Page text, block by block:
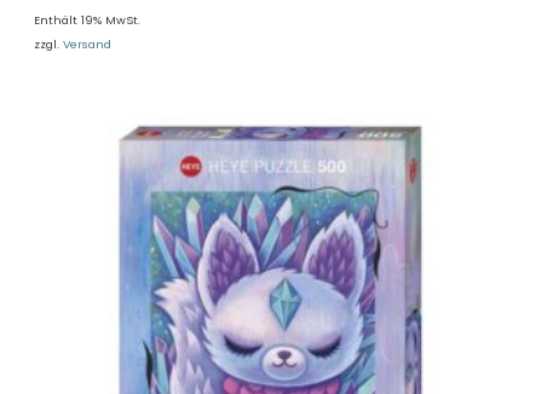
Enthält 19% MwSt.
zzgl. Versand